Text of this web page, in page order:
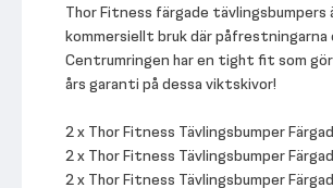
Thor Fitness färgade tävlingsbumpers
kommersiellt bruk där
Centrumringen har en tight fit som
års garanti på dessa viktskivor!
2 x Thor Fitness Tävlingsbumper
2 x Thor Fitness Tävlingsbumper
2 x Thor Fitness Tävlingsbumper